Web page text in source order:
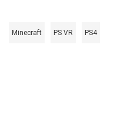
Minecraft PS VR PS4